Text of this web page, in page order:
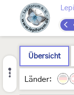
Übersicht
Länder: